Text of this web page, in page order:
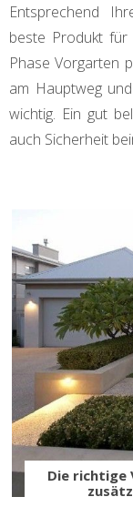
Entsprechend
beste Produkt für
Phase Vorgarten
am Hauptweg
wichtig. Ein gut
auch Sicherheit
Die richtige